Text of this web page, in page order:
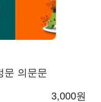
문 의문문
3,000원